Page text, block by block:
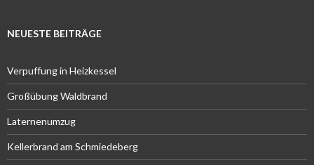
NEUESTE BEITRÄGE
Verpuffung in Heizkessel
Großübung Waldbrand
Laternenumzug
Kellerbrand am Schmiedeberg